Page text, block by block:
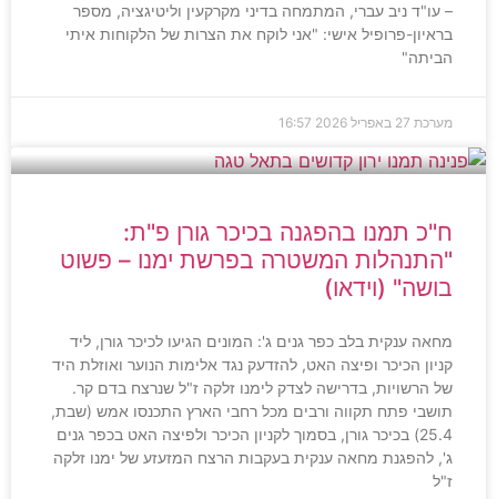
– עו"ד ניב עברי, המתמחה בדיני מקרקעין וליטיגציה, מספר
בראיון-פרופיל אישי: "אני לוקח את הצרות של הלקוחות איתי
הביתה"
מערכת 27 באפריל 2026 16:57
ח"כ תמנו בהפגנה בכיכר גורן פ"ת:
"התנהלות המשטרה בפרשת ימנו – פשוט
בושה" (וידאו)
מחאה ענקית בלב כפר גנים ג': המונים הגיעו לכיכר גורן, ליד
קניון הכיכר ופיצה האט, להזדעק נגד אלימות הנוער ואוזלת היד
של הרשויות, בדרישה לצדק לימנו זלקה ז"ל שנרצח בדם קר.
תושבי פתח תקווה ורבים מכל רחבי הארץ התכנסו אמש (שבת,
25.4) בכיכר גורן, בסמוך לקניון הכיכר ולפיצה האט בכפר גנים
ג', להפגנת מחאה ענקית בעקבות הרצח המזעזע של ימנו זלקה
ז"ל